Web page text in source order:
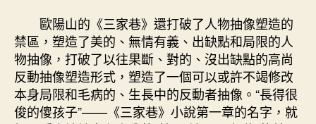
歐陽山的《三家巷》還打破了人物抽像塑造的
禁區，塑造了美的、無情有義、出缺點和局限的人
物抽像，打破了以往果斷、對的、沒出缺點的高尚
反動抽像塑造形式，塑造了一個可以或許不竭修改
本身局限和毛病的、生長中的反動者抽像。“長得很
俊的傻孩子”——《三家巷》小說第一章的名字，就